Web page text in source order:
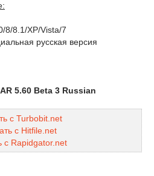
8/8.1/XP/Vista/7
русская версия
5.60 Beta 3 Russian
с Turbobit.net
с Hitfile.net
с Rapidgator.net